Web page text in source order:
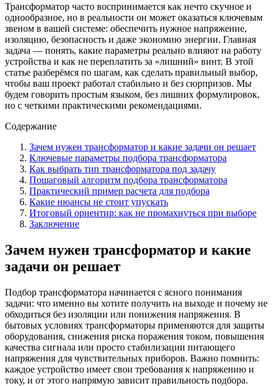
Трансформатор часто воспринимается как нечто скучное и
однообразное, но в реальности он может оказаться ключевым
звеном в вашей системе: обеспечить нужное напряжение,
изоляцию, безопасность и даже экономию энергии. Главная
задача — понять, какие параметры реально влияют на работу
устройства и как не переплатить за «лишний» винт. В этой
статье разберёмся по шагам, как сделать правильный выбор,
чтобы ваш проект работал стабильно и без сюрпризов. Мы
будем говорить простым языком, без лишних формулировок,
но с четкими практическими рекомендациями.
Содержание
Зачем нужен трансформатор и какие задачи он решает
Ключевые параметры подбора трансформатора
Как выбрать тип трансформатора под задачу
Пошаговый алгоритм подбора трансформатора
Практический пример расчета для подбора
Какие нюансы не стоит упускать
Итоговый ориентир: как не промахнуться при выборе
Заключение
Зачем нужен трансформатор и какие
задачи он решает
Подбор трансформатора начинается с ясного понимания
задачи: что именно вы хотите получить на выходе и почему не
обходиться без изоляции или понижения напряжения. В
бытовых условиях трансформаторы применяются для защиты
оборудования, снижения риска поражения током, повышения
качества сигнала или просто стабилизации питающего
напряжения для чувствительных приборов. Важно помнить:
каждое устройство имеет свои требования к напряжению и
току, и от этого напрямую зависит правильность подбора.